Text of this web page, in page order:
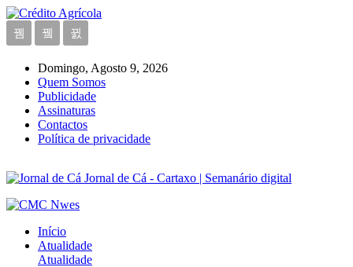
Domingo, Agosto 9, 2026
Quem Somos
Publicidade
Assinaturas
Contactos
Política de privacidade
Jornal de Cá - Cartaxo | Semanário digital
Início
Atualidade
Atualidade